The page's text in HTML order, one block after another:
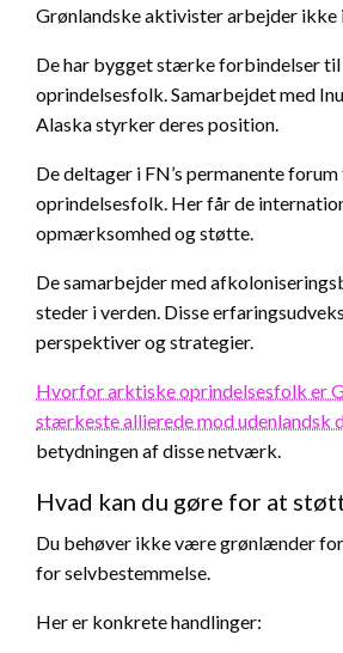
Grønlandske aktivister arbejder ikke
De har bygget stærke forbindelser
oprindelsesfolk. Samarbejdet med
Alaska styrker deres position.
De deltager i FN’s permanente
oprindelsesfolk. Her får de
opmærksomhed og støtte.
De samarbejder med
steder i verden. Disse
perspektiver og strategier.
Hvorfor arktiske oprindelsesfolk er
stærkeste allierede mod udenlandsk
betydningen af disse netværk.
Hvad kan du gøre for at
Du behøver ikke være grønlænder
for selvbestemmelse.
Her er konkrete handlinger: